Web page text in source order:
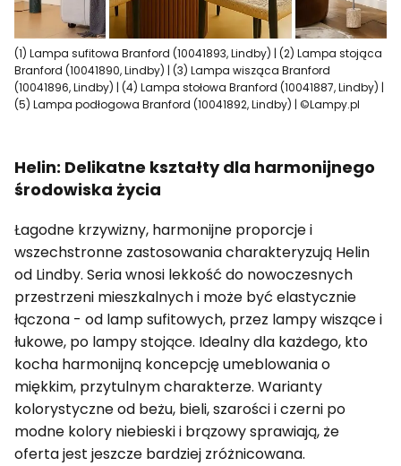
(1) Lampa sufitowa Branford (10041893, Lindby) | (2) Lampa stojąca
Branford (10041890, Lindby) | (3) Lampa wisząca Branford
(10041896, Lindby) | (4) Lampa stołowa Branford (10041887, Lindby) |
(5) Lampa podłogowa Branford (10041892, Lindby) | ©Lampy.pl
Helin: Delikatne kształty dla harmonijnego
środowiska życia
Łagodne krzywizny, harmonijne proporcje i
wszechstronne zastosowania charakteryzują Helin
od Lindby. Seria wnosi lekkość do nowoczesnych
przestrzeni mieszkalnych i może być elastycznie
łączona - od lamp sufitowych, przez lampy wiszące i
łukowe, po lampy stojące. Idealny dla każdego, kto
kocha harmonijną koncepcję umeblowania o
miękkim, przytulnym charakterze. Warianty
kolorystyczne od beżu, bieli, szarości i czerni po
modne kolory niebieski i brązowy sprawiają, że
oferta jest jeszcze bardziej zróżnicowana.